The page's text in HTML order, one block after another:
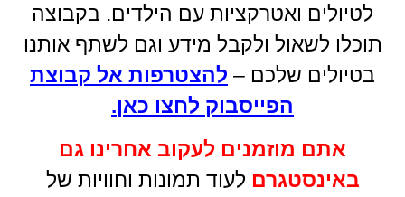
לטיולים ואטרקציות עם הילדים. בקבוצה
תוכלו לשאול ולקבל מידע וגם לשתף אותנו
בטיולים שלכם – להצטרפות אל קבוצת
הפייסבוק לחצו כאן.
אתם מוזמנים לעקוב אחרינו גם
באינסטגרם לעוד תמונות וחוויות של